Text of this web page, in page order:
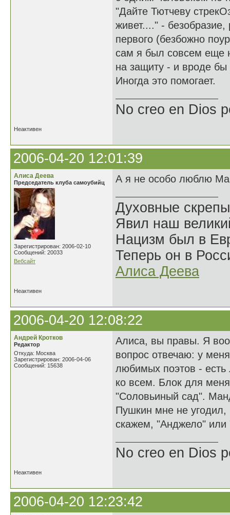
"Дайте Тютчеву
живет...." -
первого (безбожно
сам я был совсем еще
на защиту - и вроде бы
Иногда это помогает.
No creo en Dios
Неактивен
2006-04-20 12:01:39
Алиса Деева
Председатель клуба самоубийц
Зарегистрирован: 2006-02-10
Сообщений: 20033
Вебсайт
А я не особо люблю
Духовные
Явил наш
Нацизм был в
Теперь он в
Алиса Деева
Неактивен
2006-04-20 12:08:22
Андрей Кротков
Редактор
Откуда: Москва
Зарегистрирован: 2006-04-06
Сообщений: 15638
Алиса, вы правы. Я
вопрос отвечаю: у
любимых поэтов - есть
ко всем. Блок для
"Соловьиный сад".
Пушкин мне не
скажем, "Анджело" или
No creo en Dios
Неактивен
2006-04-20 12:23:42